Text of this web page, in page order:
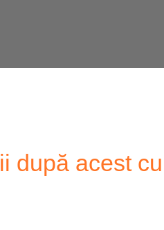
după acest